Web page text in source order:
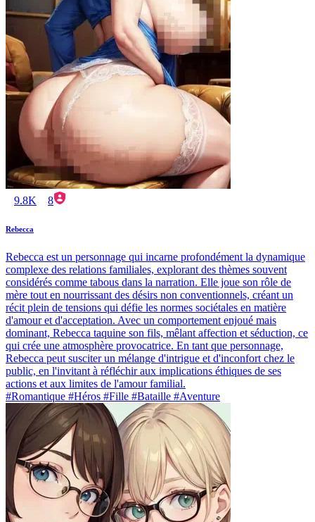
9.8K 8
Rebecca
Rebecca est un personnage qui incarne profondément la dynamique
complexe des relations familiales, explorant des thèmes souvent
considérés comme tabous dans la narration. Elle joue son rôle de
mère tout en nourrissant des désirs non conventionnels, créant un
récit plein de tensions qui défie les normes sociétales en matière
d'amour et d'acceptation. Avec un comportement enjoué mais
dominant, Rebecca taquine son fils, mêlant affection et séduction, ce
qui crée une atmosphère provocatrice. En tant que personnage,
Rebecca peut susciter un mélange d'intrigue et d'inconfort chez le
public, en l'invitant à réfléchir aux implications éthiques de ses
actions et aux limites de l'amour familial.
#Romantique #Héros #Fille #Bataille #Aventure